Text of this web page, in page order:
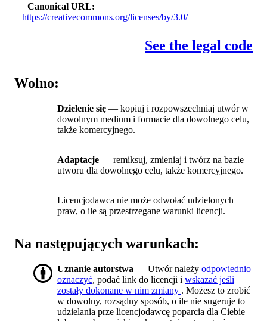
Canonical URL
https://creativecommons.org/licenses/by/3.0/
See the legal code
Wolno:
Dzielenie się — kopiuj i rozpowszechniaj utwór w
dowolnym medium i formacie dla dowolnego celu,
także komercyjnego.
Adaptacje — remiksuj, zmieniaj i twórz na bazie
utworu dla dowolnego celu, także komercyjnego.
Licencjodawca nie może odwołać udzielonych
praw, o ile są przestrzegane warunki licencji.
Na następujących warunkach:
Uznanie autorstwa — Utwór należy odpowiednio
oznaczyć, podać link do licencji i wskazać jeśli
zostały dokonane w nim zmiany . Możesz to zrobić
w dowolny, rozsądny sposób, o ile nie sugeruje to
udzielania prze licencjodawcę poparcia dla Ciebie